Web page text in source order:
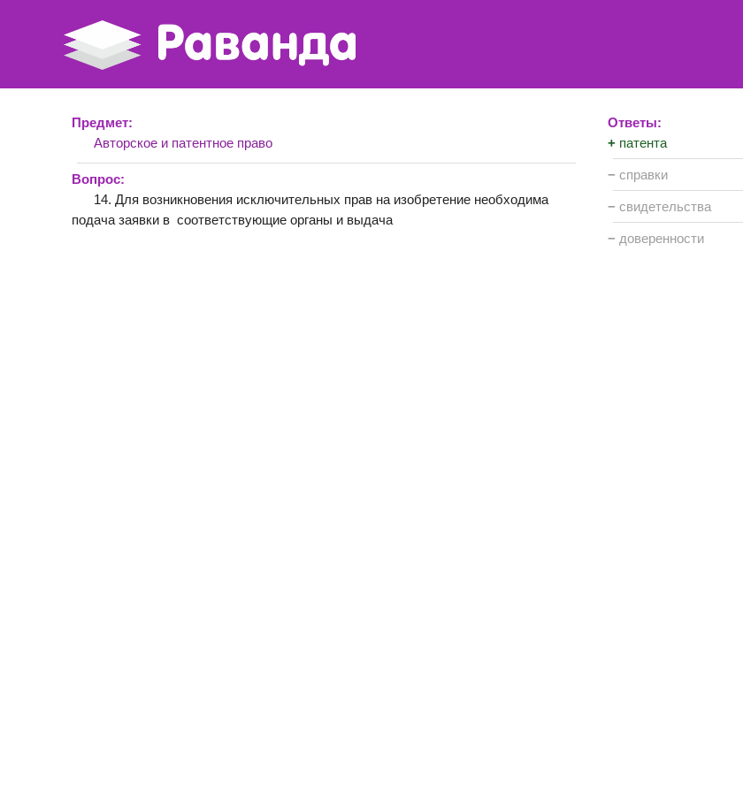
Предмет:
Авторское и патентное право
Вопрос:
14. Для возникновения исключительных прав на изобретение необходима
подача заявки в соответствующие органы и выдача
Ответы:
+ патента
− справки
− свидетельства
− доверенности